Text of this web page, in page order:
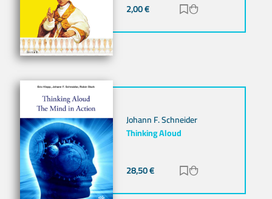
2,00€ Zur Merkliste
Johann F. Schneider
Thinking Aloud
28,50€ Zur Merkliste